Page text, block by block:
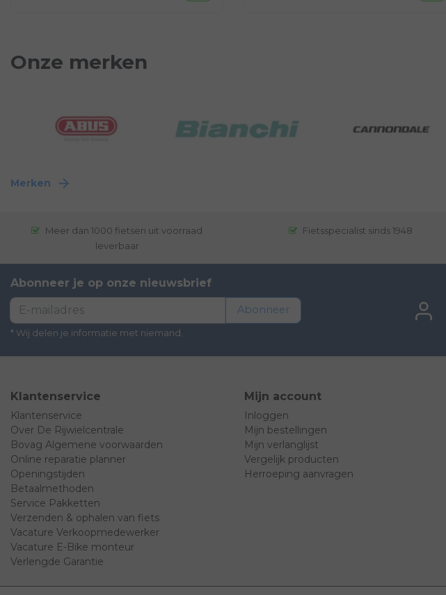
Onze merken
Merken
Meer dan 1000 fietsen uit voorraad
leverbaar
Fietsspecialist sinds 1948
Abonneer je op onze nieuwsbrief
Abonneer
* Wij delen je informatie met niemand.
Klantenservice
Klantenservice
Over De Rijwielcentrale
Bovag Algemene voorwaarden
Online reparatie planner
Openingstijden
Betaalmethoden
Service Pakketten
Verzenden & ophalen van fiets
Vacature Verkoopmedewerker
Vacature E-Bike monteur
Verlengde Garantie
Mijn account
Inloggen
Mijn bestellingen
Mijn verlanglijst
Vergelijk producten
Herroeping aanvragen